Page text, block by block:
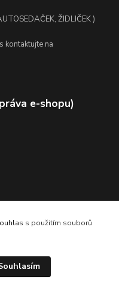
ŽIDLIČEK )
kontaktujte na
e-shopu)
s použitím souborů